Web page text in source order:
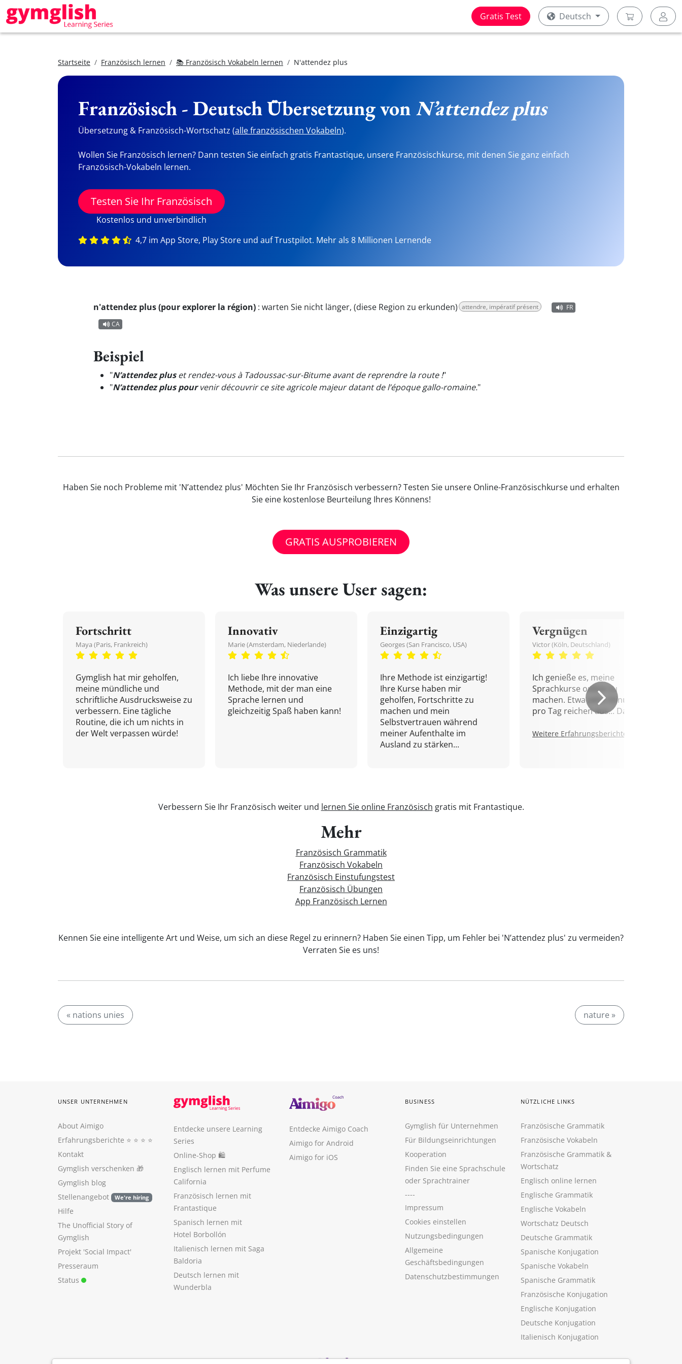
Gratis Test Deutsch
Startseite Französisch lernen 📚 Französisch Vokabeln lernen N'attendez plus
Französisch - Deutsch Übersetzung von N’attendez plus
Übersetzung & Französisch-Wortschatz (alle französischen Vokabeln).
Wollen Sie Französisch lernen? Dann testen Sie einfach gratis Frantastique, unsere Französischkurse, mit denen Sie ganz einfach
Französisch-Vokabeln lernen.
Testen Sie Ihr Französisch
Kostenlos und unverbindlich
4,7 im App Store, Play Store und auf Trustpilot. Mehr als 8 Millionen Lernende
n'attendez plus (pour explorer la région) : warten Sie nicht länger, (diese Region zu erkunden) attendre, impératif présent
FR
CA
Beispiel
"N’attendez pluset rendez-vous à Tadoussac-sur-Bitume avant de reprendre la route !"
"N’attendez plus pourvenir découvrir ce site agricole majeur datant de l’époque gallo-romaine."
Haben Sie noch Probleme mit 'N’attendez plus' Möchten Sie Ihr Französisch verbessern? Testen Sie unsere Online-Französischkurse und erhalten
Sie eine kostenlose Beurteilung Ihres Könnens!
GRATIS AUSPROBIEREN
Was unsere User sagen:
Fortschritt
Maya (Paris, Frankreich)
Gymglish hat mir geholfen,
meine mündliche und
schriftliche Ausdrucksweise zu
verbessern. Eine tägliche
Routine, die ich um nichts in
der Welt verpassen würde!
Innovativ
Marie (Amsterdam, Niederlande)
Ich liebe Ihre innovative
Methode, mit der man eine
Sprache lernen und
gleichzeitig Spaß haben kann!
Einzigartig
Georges (San Francisco, USA)
Ihre Methode ist einzigartig!
Ihre Kurse haben mir
geholfen, Fortschritte zu
machen und mein
Selbstvertrauen während
meiner Aufenthalte im
Ausland zu stärken...
Vergnügen
Victor (Köln, Deutschland)
Ich genieße es, meine
Sprachkurse online zu
machen. Etwa zehn Minuten
pro Tag reichen aus... Danke!
Weitere Erfahrungsberichte.
Verbessern Sie Ihr Französisch weiter und lernen Sie online Französisch gratis mit Frantastique.
Mehr
Französisch Grammatik
Französisch Vokabeln
Französisch Einstufungstest
Französisch Übungen
App Französisch Lernen
Kennen Sie eine intelligente Art und Weise, um sich an diese Regel zu erinnern? Haben Sie einen Tipp, um Fehler bei 'N’attendez plus' zu vermeiden?
Verraten Sie es uns!
« nations unies nature »
UNSER UNTERNEHMEN
About Aimigo
Erfahrungsberichte ⭐️ ⭐️ ⭐️ ⭐️
Kontakt
Gymglish verschenken 🎁
Gymglish blog
Stellenangebot
We're hiring
Hilfe
The Unofficial Story of
Gymglish
Projekt 'Social Impact'
Presseraum
Status
Entdecke unsere Learning
Series
Online-Shop 🛍
Englisch lernen mit Perfume
California
Französisch lernen mit
Frantastique
Spanisch lernen mit
Hotel Borbollón
Italienisch lernen mit Saga
Baldoria
Deutsch lernen mit
Wunderbla
Entdecke Aimigo Coach
Aimigo for Android
Aimigo for iOS
BUSINESS
Gymglish für Unternehmen
Für Bildungseinrichtungen
Kooperation
Finden Sie eine Sprachschule
oder Sprachtrainer
----
Impressum
Cookies einstellen
Nutzungsbedingungen
Allgemeine
Geschäftsbedingungen
Datenschutzbestimmungen
NÜTZLICHE LINKS
Französische Grammatik
Französische Vokabeln
Französische Grammatik &
Wortschatz
Englisch online lernen
Englische Grammatik
Englische Vokabeln
Wortschatz Deutsch
Deutsche Grammatik
Spanische Konjugation
Spanische Vokabeln
Spanische Grammatik
Französische Konjugation
Englische Konjugation
Deutsche Konjugation
Italienisch Konjugation